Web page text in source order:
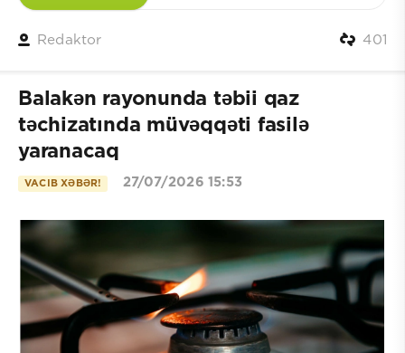
Redaktor 401
Balakən rayonunda təbii qaz
təchizatında müvəqqəti fasilə
yaranacaq
VACIB XƏBƏR! 27/07/2026 15:53